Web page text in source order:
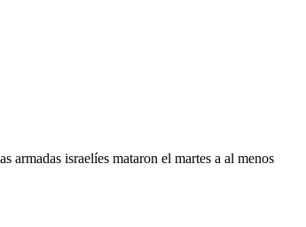
armadas israelíes mataron el martes a al menos